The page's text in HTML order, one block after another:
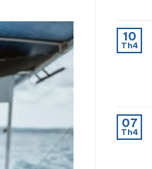
10
Th4
07
Th4